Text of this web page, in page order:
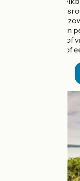
belangrijkste
mogelijkheid om
verkennen. Ze zijn
je nu met familie
avonturier bent of